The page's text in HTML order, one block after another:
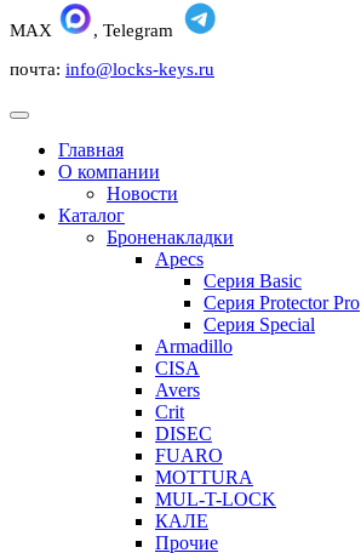
MAX
, Telegram
почта: info@locks-keys.ru
Главная
О компании
Новости
Каталог
Броненакладки
Apecs
Серия Basic
Серия Protector Pro
Серия Special
Armadillo
CISA
Avers
Crit
DISEC
FUARO
MOTTURA
MUL-T-LOCK
КАЛЕ
Прочие